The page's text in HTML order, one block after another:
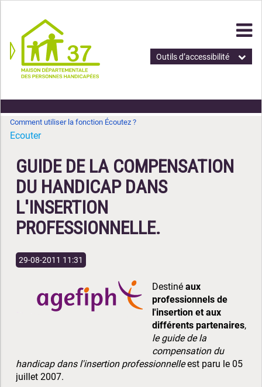
Outils d’accessibilité
Comment utiliser la fonction Écoutez ?
Ecouter
GUIDE DE LA COMPENSATION
DU HANDICAP DANS
L'INSERTION
PROFESSIONNELLE.
29-08-2011 11:31
Destiné aux
professionnels de
l'insertion et aux
différents partenaires,
le guide de la
compensation du
handicap dans l'insertion professionnelleest paru le 05
juillet 2007.